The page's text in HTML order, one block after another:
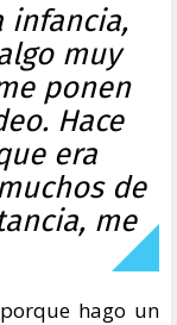
infancia,
muy
ponen
Hace
era
de
me
hago un